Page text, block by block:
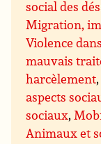
social des
Migration,
Violence
mauvais
harcèlement
aspects
sociaux,
Animaux et